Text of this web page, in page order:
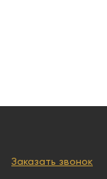
Заказать звонок